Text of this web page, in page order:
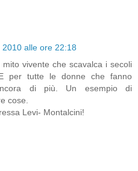
2010 alle ore 22:18
vivente che scavalca i secoli
per tutte le donne che fanno
di più. Un esempio di
cose.
Levi- Montalcini!